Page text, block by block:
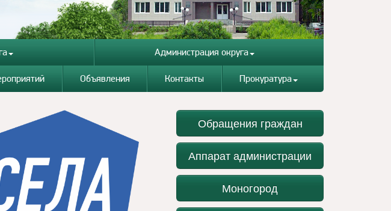
Администрация округа
Объявления Контакты Прокуратура
Обращения граждан
Аппарат администрации
Моногород